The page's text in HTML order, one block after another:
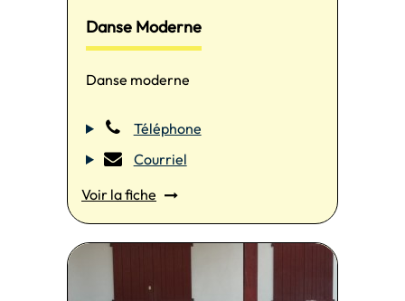
Danse Moderne
Danse moderne
Téléphone
Courriel
Voir la fiche